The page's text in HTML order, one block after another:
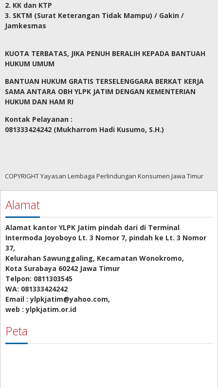
2. KK dan KTP
3. SKTM (Surat Keterangan Tidak Mampu) / Gakin /
Jamkesmas
KUOTA TERBATAS, JIKA PENUH BERALIH KEPADA BANTUAH
HUKUM UMUM
BANTUAN HUKUM GRATIS TERSELENGGARA BERKAT KERJA
SAMA ANTARA OBH YLPK JATIM DENGAN KEMENTERIAN
HUKUM DAN HAM RI
Kontak Pelayanan :
081333424242 (Mukharrom Hadi Kusumo, S.H.)
COPYRIGHT Yayasan Lembaga Perlindungan Konsumen Jawa Timur
Alamat
Alamat kantor YLPK Jatim pindah dari di Terminal
Intermoda Joyoboyo Lt. 3 Nomor 7, pindah ke Lt. 3 Nomor
37,
Kelurahan Sawunggaling, Kecamatan Wonokromo,
Kota Surabaya 60242 Jawa Timur
Telpon: 0811303545
WA: 081333424242
Email : ylpkjatim@yahoo.com,
web : ylpkjatim.or.id
Peta